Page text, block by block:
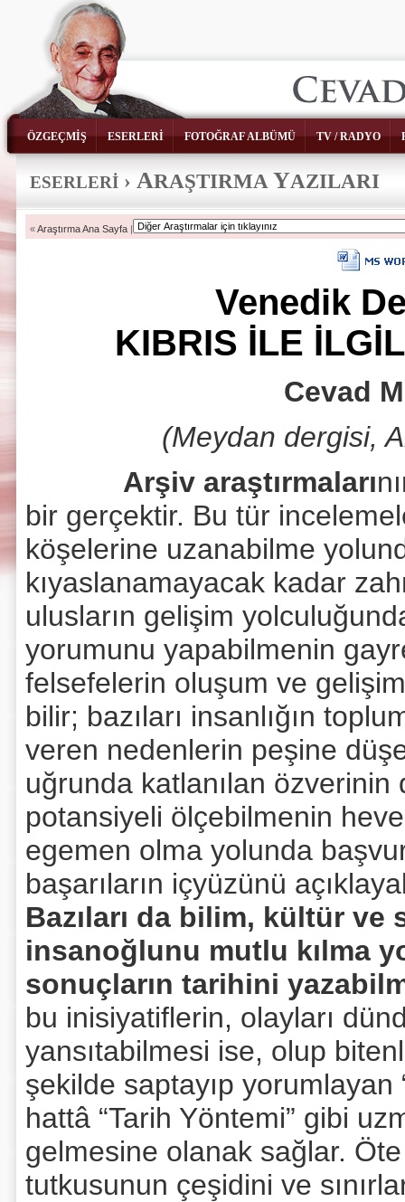
ÖZGEÇMİŞ ESERLERİ FOTOĞRAF ALBÜMÜ TV / RADYO
ESERLERİ › ARAŞTIRMA YAZILARI
«Araştırma Ana Sayfa |
Venedik
KIBRIS İLE
Cevad
(Meydan dergisi,
Arşiv araştırmaları
bir gerçektir. Bu tür
köşelerine uzanabilme
kıyaslanamayacak kadar
ulusların gelişim
yorumunu yapabilmenin
felsefelerin oluşum ve
bilir; bazıları insanlığın
veren nedenlerin peşine
uğrunda katlanılan özverinin
potansiyeli ölçebilmenin
egemen olma yolunda
başarıların içyüzünü
Bazıları da bilim, kültür ve
insanoğlunu mutlu kılma
sonuçların tarihini
bu inisiyatiflerin, olayları
yansıtabilmesi ise, olup
şekilde saptayıp yorumlayan
hattâ “Tarih Yöntemi” gibi
gelmesine olanak sağlar.
tutkusunun çeşidini ve